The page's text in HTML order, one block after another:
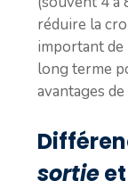
réduire la
important
long terme
avantages de
sortie